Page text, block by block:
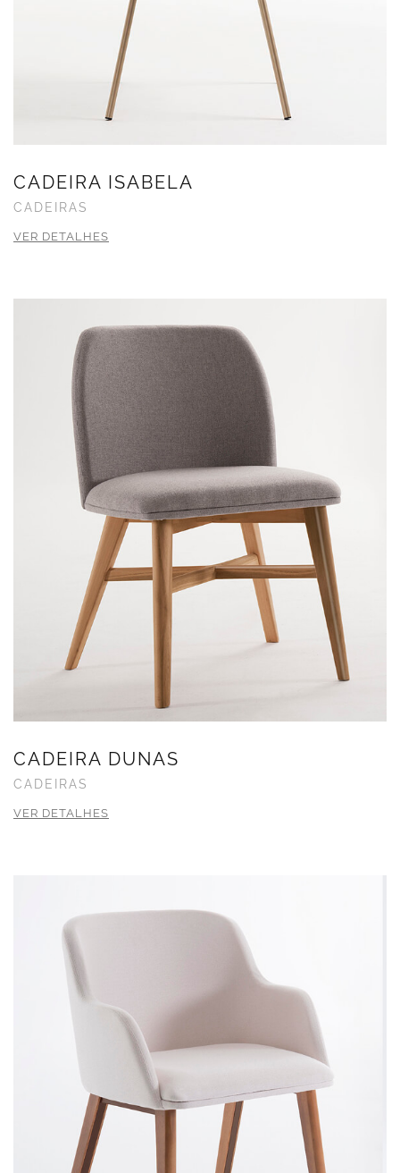
CADEIRA ISABELA
CADEIRAS
VER DETALHES
CADEIRA DUNAS
CADEIRAS
VER DETALHES